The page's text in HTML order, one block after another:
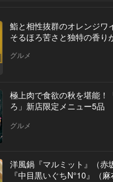
鮨と相性抜群のオレンジワ
そるほろ苦さと独特の香り
グルメ
極上肉で食欲の秋を堪能！
ろ」新店限定メニュー5品
グルメ
洋風鍋『マルミット』（赤
『中目黒いぐちN°10』（麻